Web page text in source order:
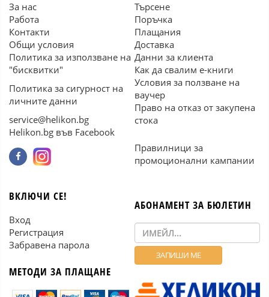
За нас
Работа
Контакти
Общи условия
Политика за използване на
"бисквитки"
Политика за сигурност на
личните данни
service@helikon.bg
Helikon.bg във Facebook
Търсене
Поръчка
Плащания
Доставка
Данни за клиента
Как да свалим е-книги
Условия за ползване на
ваучер
Право на отказ от закупена
стока
Правилници за
промоционални кампании
ВКЛЮЧИ СЕ!
Вход
Регистрация
Забравена парола
МЕТОДИ ЗА ПЛАЩАНЕ
АБОНАМЕНТ ЗА БЮЛЕТИН